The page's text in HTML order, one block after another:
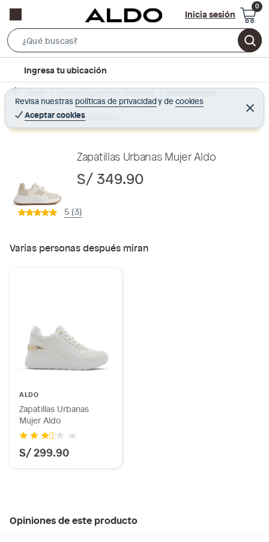
Inicia sesión
e
r
c
B
r
c
t
n
Ingresa tu ubicación
Revisa nuestras políticas de privacidadyde cookies
Aceptar cookies
C
e
r
Home Calzado y zapatillas - Zapatillas Zapatillas Mujer
Producto sin stock :(
Zapatillas Urbanas Mujer Aldo
S/ 349.90
5 (3)
Varias personas después miran
ALDO
Zapatillas Urbanas
Mujer Aldo
(8)
S/ 299.90
Opiniones de este producto